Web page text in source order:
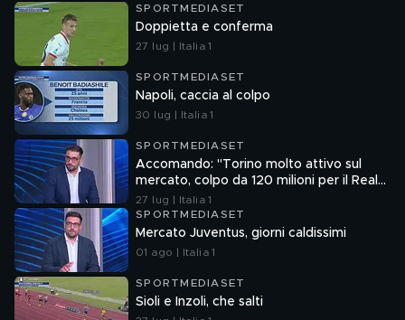
SPORTMEDIASET
Doppietta e conferma
27 lug | Italia 1
SPORTMEDIASET
Napoli, caccia al colpo
30 lug | Italia 1
SPORTMEDIASET
Accomando: "Torino molto attivo sul
mercato, colpo da 120 milioni per il Real
Madrid"
27 lug | Italia 1
SPORTMEDIASET
Mercato Juventus, giorni caldissimi
01 ago | Italia 1
SPORTMEDIASET
Sioli e Inzoli, che salti